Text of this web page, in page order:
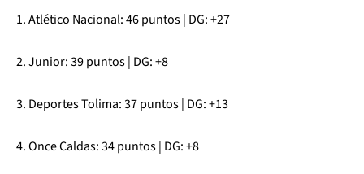
1. Atlético Nacional: 46 puntos | DG: +27
2. Junior: 39 puntos | DG: +8
3. Deportes Tolima: 37 puntos | DG: +13
4. Once Caldas: 34 puntos | DG: +8